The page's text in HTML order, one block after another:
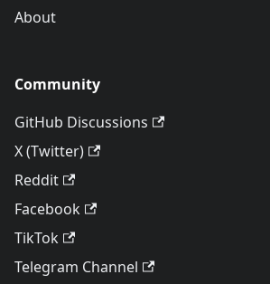
About
Community
GitHub Discussions
X (Twitter)
Reddit
Facebook
TikTok
Telegram Channel